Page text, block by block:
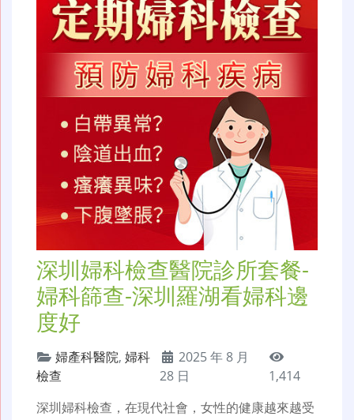
深圳婦科檢查醫院診所套餐-
婦科篩查-深圳羅湖看婦科邊
度好
婦產科醫院, 婦科
檢查
2025 年 8 月
28 日
1,414
深圳婦科檢查，在現代社會，女性的健康越來越受